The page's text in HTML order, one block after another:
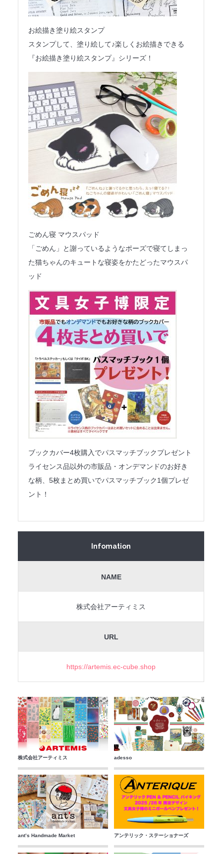
お絵描き塗り絵スタンプ
スタンプして、塗り絵して♪楽しくお絵描きできる
『お絵描き塗り絵スタンプ』シリーズ！
ごめん寝 マウスパッド
「ごめん」と謝っているようなポーズで寝てしまっ
た猫ちゃんのキュートな寝姿をかたどったマウスパ
ッド
ブックカバー4枚購入でパスマッチブックプレゼント
ライセンス品以外の市販品・オンデマンドのお好き
な柄、5枚まとめ買いでパスマッチブック1個プレゼ
ント！
Infomation
NAME
株式会社アーティミス
URL
https://artemis.ec-cube.shop
株式会社アーティミス adesso
ant’s Handmade Market アンテリック・ステーショナーズ